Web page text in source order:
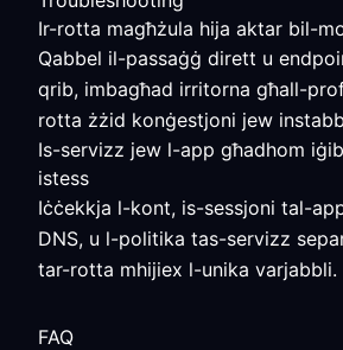
Ir-rotta magħżula hija aktar bil-
Qabbel il-passaġġ dirett u
qrib, imbagħad irritorna għall-
rotta żżid konġestjoni jew
Is-servizz jew l-app għadhom
istess
Iċċekkja l-kont, is-sessjoni tal-
DNS, u l-politika tas-servizz
tar-rotta mhijiex l-unika varjabbli.
FAQ